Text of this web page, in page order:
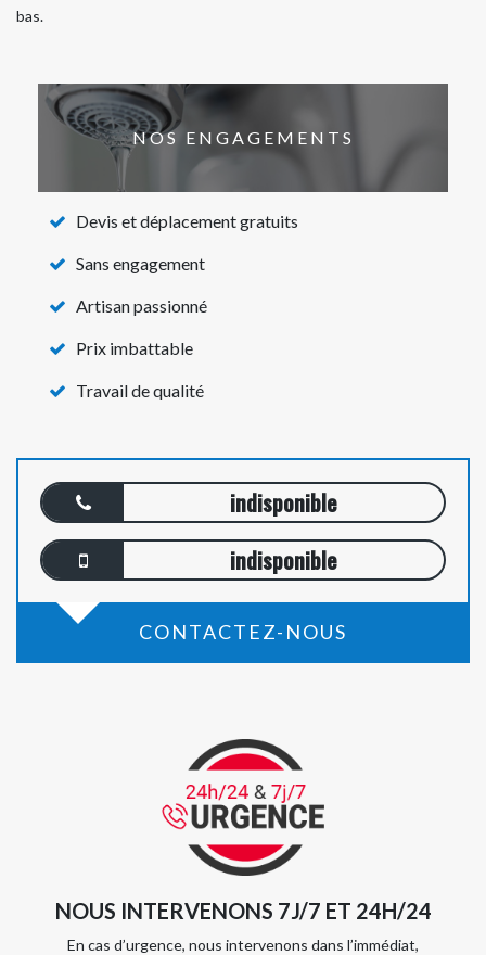
bas.
NOS ENGAGEMENTS
Devis et déplacement gratuits
Sans engagement
Artisan passionné
Prix imbattable
Travail de qualité
indisponible
indisponible
CONTACTEZ-NOUS
NOUS INTERVENONS 7J/7 ET 24H/24
En cas d’urgence, nous intervenons dans l’immédiat,